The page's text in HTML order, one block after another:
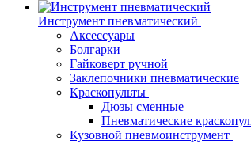
Инструмент пневматический
Аксессуары
Болгарки
Гайковерт ручной
Заклепочники пневматические
Краскопульты
Дюзы сменные
Пневматические
Кузовной пневмоинструмент